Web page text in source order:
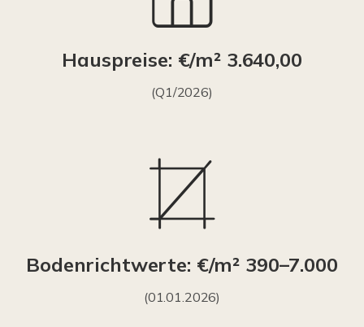
Hauspreise: €/m² 3.640,00
(Q1/2026)
Bodenrichtwerte: €/m² 390–7.000
(01.01.2026)